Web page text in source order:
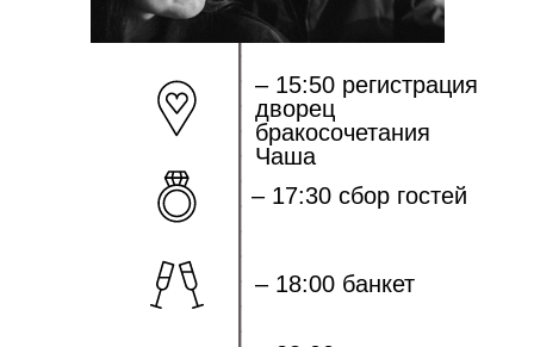
_______________
– 15:50 регистрация
дворец
бракосочетания
Чаша
– 17:30 сбор гостей
– 18:00 банкет